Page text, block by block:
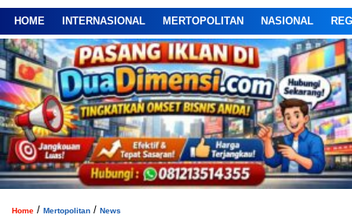
HOME INTERNASIONAL MERTOPOLITAN NASIONAL
Home / Mertopolitan / News